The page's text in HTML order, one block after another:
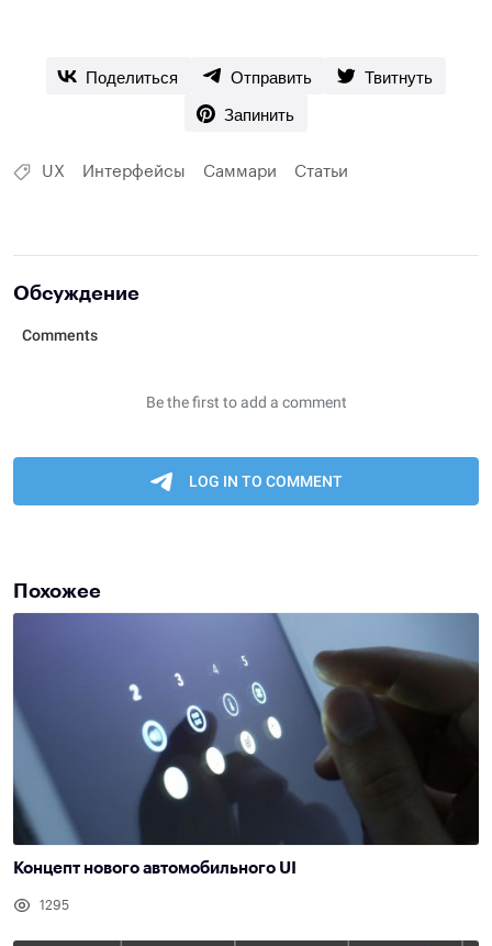
Поделиться Отправить
Твитнуть
Запинить
UX Интерфейсы Саммари Статьи
Обсуждение
Похожее
Концепт нового автомобильного UI
1295